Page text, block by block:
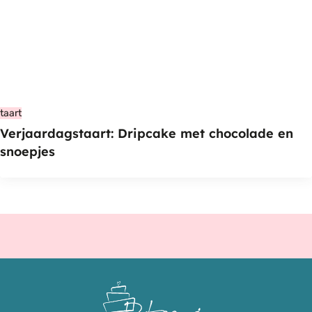
taart
Verjaardagstaart: Dripcake met chocolade en
snoepjes